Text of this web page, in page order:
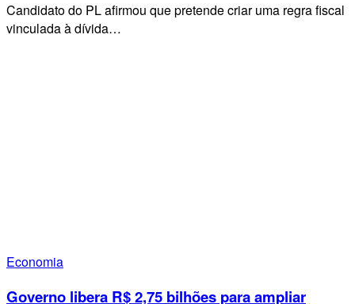
Candidato do PL afirmou que pretende criar uma regra fiscal
vinculada à dívida…
Economia
Governo libera R$ 2,75 bilhões para ampliar